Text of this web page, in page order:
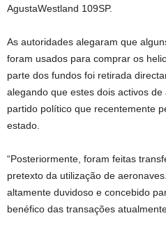
AgustaWestland 109SP.
As autoridades alegaram que
foram usados ​​para comprar os
parte dos fundos foi retirada
alegando que estes dois activos de
partido político que recentemente
estado.
“Posteriormente, foram feitas
pretexto da utilização de
altamente duvidoso e concebido
benéfico das transações